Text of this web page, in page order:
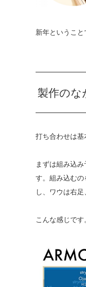
新年というこ
製作のな
打ち合わせは基
まずは組み込
す。組み込む
し、ワウは右
こんな感じです